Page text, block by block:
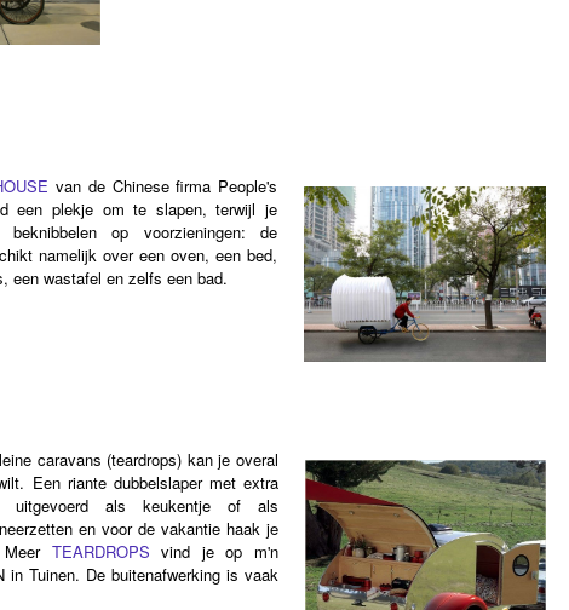
van de Chinese firma People's
een plekje om te slapen, terwijl je
op voorzieningen: de
namelijk over een oven, een bed,
een wastafel en zelfs een bad.
caravans (teardrops) kan je overal
Een riante dubbelslaper met extra
uitgevoerd als keukentje of als
en voor de vakantie haak je
TEARDROPS vind je op m'n
in Tuinen. De buitenafwerking is vaak